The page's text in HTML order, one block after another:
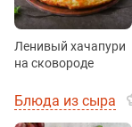
Ленивый хачапури
на сковороде
Блюда из сыра